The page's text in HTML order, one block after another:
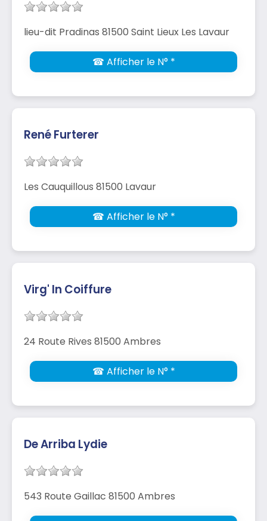
lieu-dit Pradinas 81500 Saint Lieux Les Lavaur
☎ Afficher le N° *
René Furterer
Les Cauquillous 81500 Lavaur
☎ Afficher le N° *
Virg' In Coiffure
24 Route Rives 81500 Ambres
☎ Afficher le N° *
De Arriba Lydie
543 Route Gaillac 81500 Ambres